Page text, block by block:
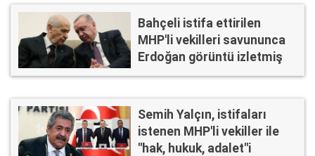
Bahçeli istifa ettirilen
MHP'li vekilleri savununca
Erdoğan görüntü izletmiş
Semih Yalçın, istifaları
istenen MHP'li vekiller ile
"hak, hukuk, adalet"i